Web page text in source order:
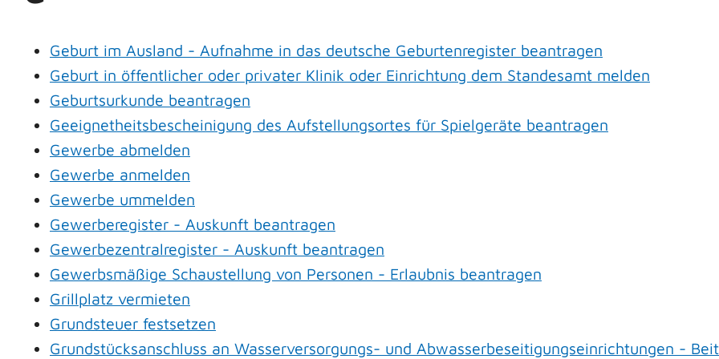
Geburt im Ausland - Aufnahme in das deutsche Geburtenregister beantragen
Geburt in öffentlicher oder privater Klinik oder Einrichtung dem Standesamt melden
Geburtsurkunde beantragen
Geeignetheitsbescheinigung des Aufstellungsortes für Spielgeräte beantragen
Gewerbe abmelden
Gewerbe anmelden
Gewerbe ummelden
Gewerberegister - Auskunft beantragen
Gewerbezentralregister - Auskunft beantragen
Gewerbsmäßige Schaustellung von Personen - Erlaubnis beantragen
Grillplatz vermieten
Grundsteuer festsetzen
Grundstücksanschluss an Wasserversorgungs- und Abwasserbeseitigungseinrichtungen -